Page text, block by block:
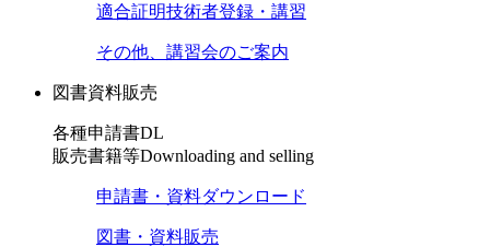
適合証明技術者登録・講習
その他、講習会のご案内
図書資料販売
各種申請書DL
販売書籍等Downloading and selling
申請書・資料ダウンロード
図書・資料販売